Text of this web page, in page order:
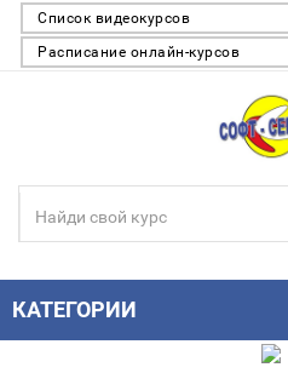
Список видеокурсов
Расписание онлайн-курсов
КАТЕГОРИИ